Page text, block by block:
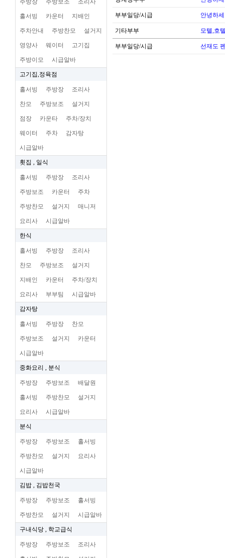
주방장 주방보조 조리사
홀서빙 카운터 지배인
주차안내 주방찬모 설거지
영양사 웨이터 고기집
주방이모 시급알바
고기집,정육점
홀서빙 주방장 조리사
찬모 주방보조 설거지
점장 카운타 주차/장치
웨이터 주차 감자탕
시급알바
횟집 , 일식
홀서빙 주방장 조리사
주방보조 카운터 주차
주방찬모 설거지 매니저
요리사 시급알바
한식
홀서빙 주방장 조리사
찬모 주방보조 설거지
지배인 카운터 주차/장치
요리사 부부팀 시급알바
감자탕
홀서빙 주방장 찬모
주방보조 설거지 카운터
시급알바
중화요리 , 분식
주방장 주방보조 배달원
홀서빙 주방찬모 설거지
요리사 시급알바
분식
주방장 주방보조 홀서빙
주방찬모 설거지 요리사
시급알바
김밥 , 김밥천국
주방장 주방보조 홀서빙
주방찬모 설거지 시급알바
구내식당 , 학교급식
주방장 주방보조 조리사
부부일당/시급 안녕하
기타부부 모텔,호
부부일당/시급 선재도